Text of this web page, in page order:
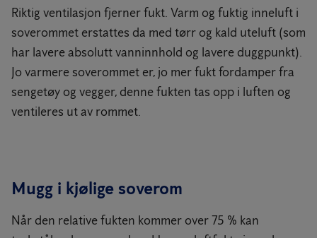
Riktig ventilasjon fjerner fukt. Varm og fuktig inneluft i
soverommet erstattes da med tørr og kald uteluft (som
har lavere absolutt vanninnhold og lavere duggpunkt).
Jo varmere soverommet er, jo mer fukt fordamper fra
sengetøy og vegger, denne fukten tas opp i luften og
ventileres ut av rommet.
Mugg i kjølige soverom
Når den relative fukten kommer over 75 % kan